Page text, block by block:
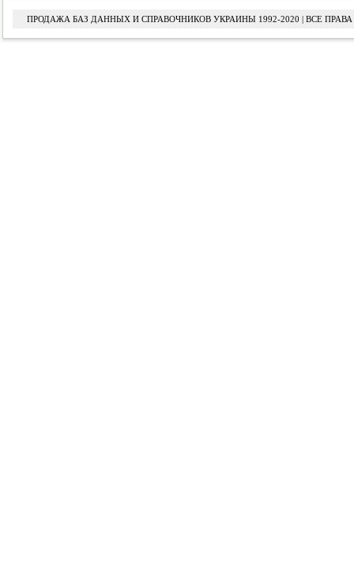
ПРОДАЖА БАЗ ДАННЫХ И СПРАВОЧНИКОВ УКРАИНЫ 1992-2020 | ВСЕ